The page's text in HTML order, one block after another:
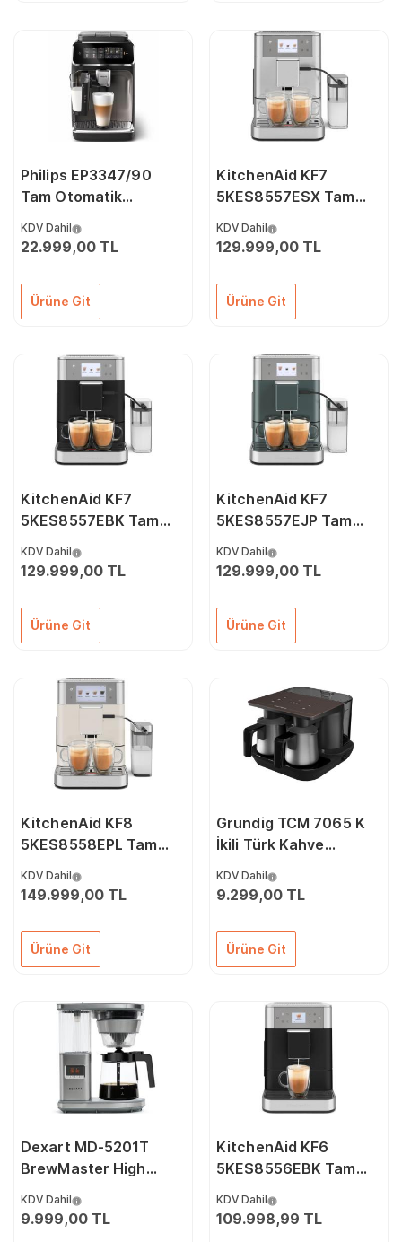
Philips EP3347/90
Tam Otomatik
Makinesi
KDV Dahil
22.999,00 TL
Ürüne Git
KitchenAid KF7
5KES8557ESX Tam
Makinesi – İnox
KDV Dahil
129.999,00 TL
Ürüne Git
KitchenAid KF7
5KES8557EBK Tam
Makinesi – Cast İron
KDV Dahil
129.999,00 TL
Ürüne Git
KitchenAid KF7
5KES8557EJP Tam
Makinesi – Juniper
KDV Dahil
129.999,00 TL
Ürüne Git
KitchenAid KF8
5KES8558EPL Tam
Makinesi – Porcelain
KDV Dahil
149.999,00 TL
Ürüne Git
Grundig TCM 7065 K
İkili Türk Kahve
KDV Dahil
9.299,00 TL
Ürüne Git
Dexart MD-5201T
BrewMaster High
Kahve Makinesi
KDV Dahil
9.999,00 TL
KitchenAid KF6
5KES8556EBK Tam
Makinesi – Cast İron
KDV Dahil
109.998,99 TL